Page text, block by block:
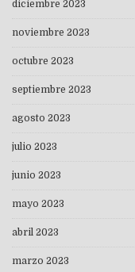
diciembre 2023
noviembre 2023
octubre 2023
septiembre 2023
agosto 2023
julio 2023
junio 2023
mayo 2023
abril 2023
marzo 2023